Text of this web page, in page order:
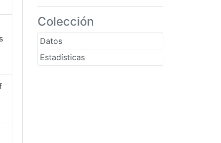
Colección
Datos
Estadísticas